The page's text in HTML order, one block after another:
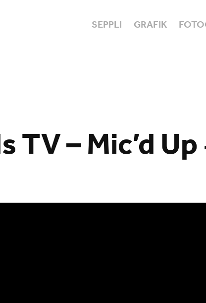
SEPPLI GRAFIK
TV – Mic’d